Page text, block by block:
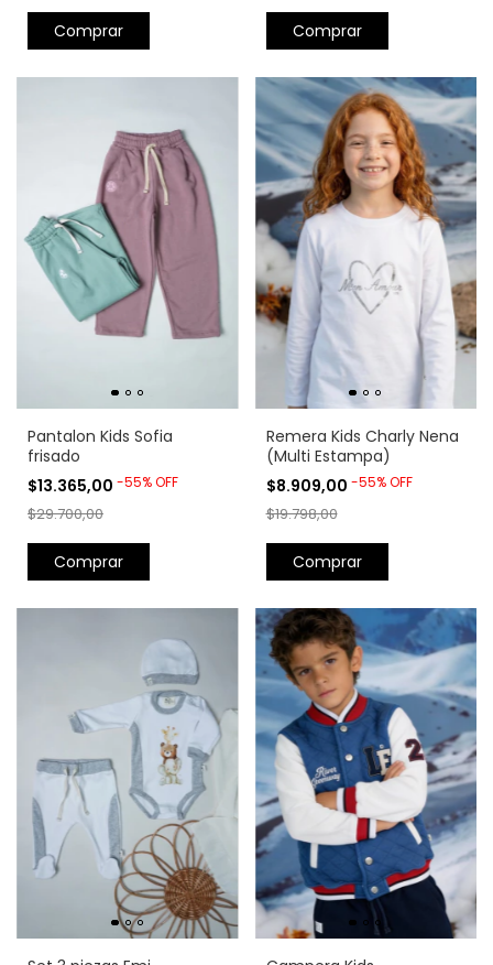
Comprar Comprar
Pantalon Kids Sofia
frisado
$13.365,00 -55%OFF
$29.700,00
Comprar
Remera Kids Charly Nena
(Multi Estampa)
$8.909,00 -55%OFF
$19.798,00
Comprar